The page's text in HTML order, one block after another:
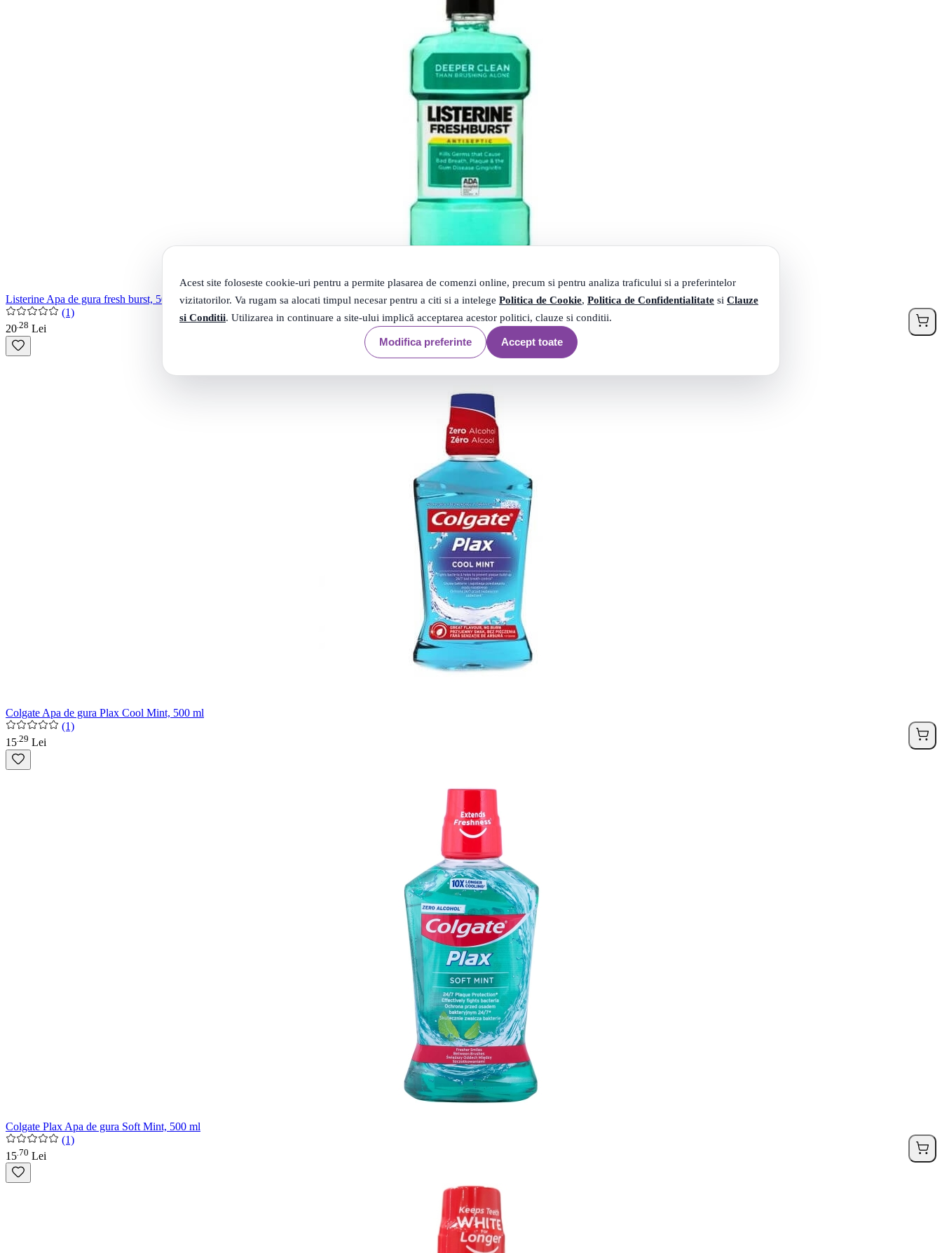
Acest site foloseste cookie-uri pentru a permite plasarea de comenzi online, precum si pentru analiza traficului si a preferintelor
vizitatorilor. Va rugam sa alocati timpul necesar pentru a citi si a intelege Politica de Cookie, Politica de Confidentialitate si Clauze
si Conditii. Utilizarea in continuare a site-ului implică acceptarea acestor politici, clauze si conditii.
Modifica preferinte Accept toate
Listerine Apa de gura fresh burst, 500 ml
(1)
20 28 Lei
Colgate Apa de gura Plax Cool Mint, 500 ml
(1)
15 29 Lei
Colgate Plax Apa de gura Soft Mint, 500 ml
(1)
15 70 Lei